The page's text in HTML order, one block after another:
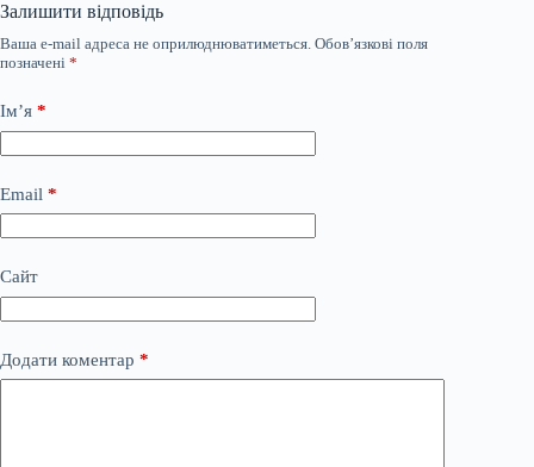
Залишити відповідь
Ваша e-mail адреса не оприлюднюватиметься. Обов’язкові поля
позначені *
Ім’я *
Email *
Сайт
Додати коментар *